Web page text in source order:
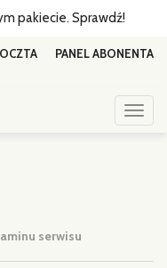
pakiecie. Sprawdź!
PANEL ABONENTA
serwisu